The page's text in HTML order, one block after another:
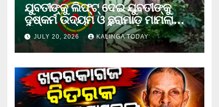
ଯୁବତୀଙ୍କୁ ଲିଫ୍‌ଟ୍‌ ଦେଇ ଯୁବତୀଙ୍କୁ
ଦୁଷ୍କର୍ମ ଉଦ୍ୟମ ଓ ଛୁରାମାଡ଼ ମାମଲାରେ
ଜେଲ ଗଲା ଅଭିଯୁକ୍ତ
JULY 20, 2026 KALINGA TODAY